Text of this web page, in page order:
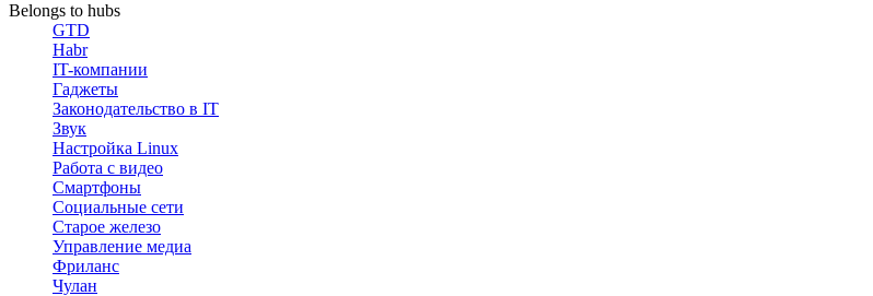
Belongs to hubs
GTD
Habr
IT-компании
Гаджеты
Законодательство в IT
Звук
Настройка Linux
Работа с видео
Смартфоны
Социальные сети
Старое железо
Управление медиа
Фриланс
Чулан